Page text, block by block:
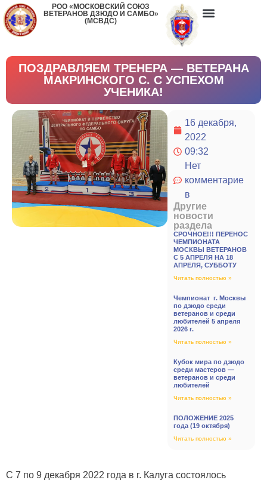
РОО «МОСКОВСКИЙ СОЮЗ
ВЕТЕРАНОВ ДЗЮДО И САМБО»
(МСВДС)
ПОЗДРАВЛЯЕМ ТРЕНЕРА — ВЕТЕРАНА
МАКРИНСКОГО С. С УСПЕХОМ
УЧЕНИКА!
16 декабря,
2022
09:32
Нет
комментарие
в
Другие
новости
раздела
СРОЧНОЕ!!! ПЕРЕНОС
ЧЕМПИОНАТА
МОСКВЫ ВЕТЕРАНОВ
С 5 АПРЕЛЯ НА 18
АПРЕЛЯ, СУББОТУ
Читать полностью »
Чемпионат г. Москвы
по дзюдо среди
ветеранов и среди
любителей 5 апреля
2026 г.
Читать полностью »
Кубок мира по дзюдо
среди мастеров —
ветеранов и среди
любителей
Читать полностью »
ПОЛОЖЕНИЕ 2025
года (19 октября)
Читать полностью »
С 7 по 9 декабря 2022 года в г. Калуга состоялось